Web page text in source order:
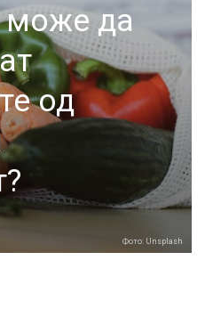
може да
од
Фото: Unsplash